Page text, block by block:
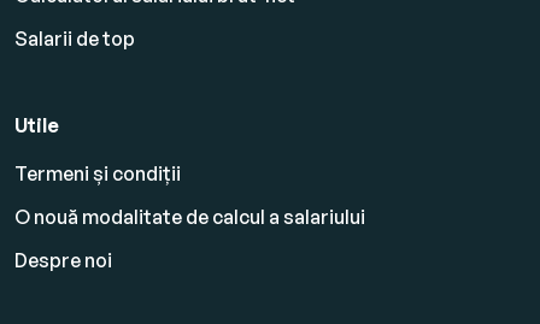
Salarii de top
Utile
Termeni și condiții
O nouă modalitate de calcul a salariului
Despre noi